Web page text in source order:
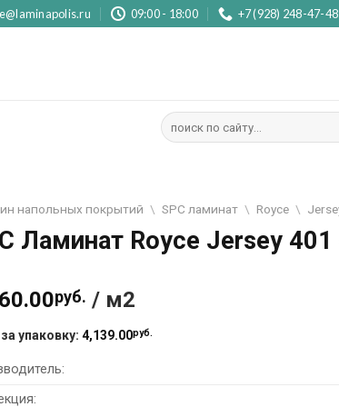
09:00 - 18:00 +7 (928) 248-47-48
Искать:
напольных покрытий \ SPC ламинат \ Royce \
Ламинат Royce Jersey
руб. / м2
упаковку: 4,139.00руб.